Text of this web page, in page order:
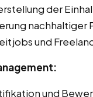
der
nachhaltiger
und
und